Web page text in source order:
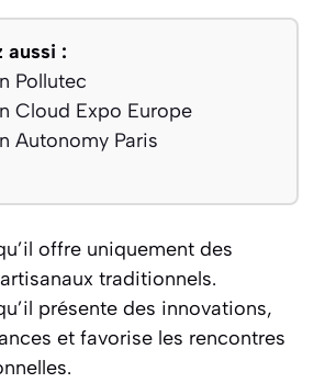
aussi :
Pollutec
Cloud Expo Europe
Autonomy Paris
offre uniquement des
traditionnels.
présente des innovations,
et favorise les rencontres